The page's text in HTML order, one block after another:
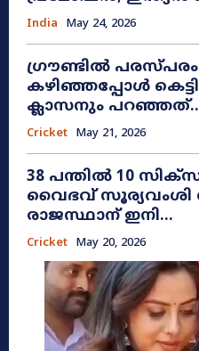
India May 24, 2026
ഗ്രൗണ്ടിൽ
കഴിഞ്ഞപ്പോൾ
ക്ലാസനും
Cricket May 21, 2026
38 പന്തിൽ 10
വൈഭവ് സൂര്യവംശി
രാജസ്ഥാന് ഇനി...
Cricket May 20, 2026